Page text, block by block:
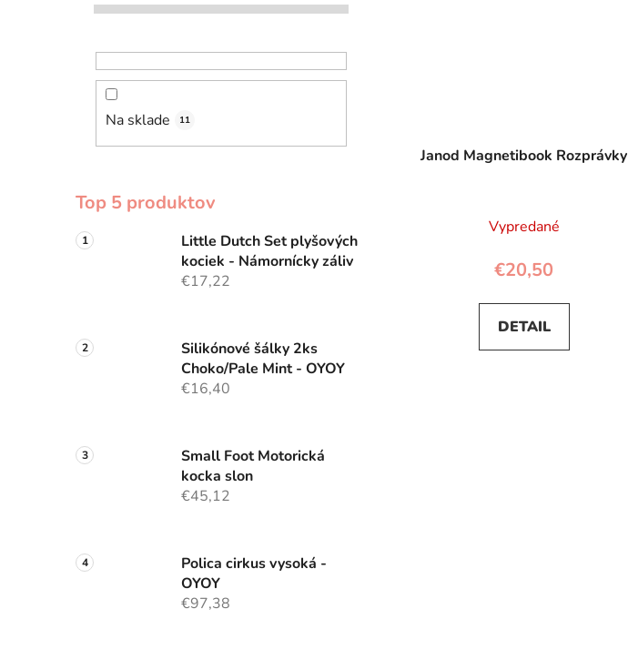
Na sklade 11
Top 5 produktov
Little Dutch Set plyšových
kociek - Námornícky záliv
€17,22
Silikónové šálky 2ks
Choko/Pale Mint - OYOY
€16,40
Small Foot Motorická
kocka slon
€45,12
Polica cirkus vysoká -
OYOY
€97,38
Janod Magnetibook Rozprávky
Vypredané
€20,50
DETAIL